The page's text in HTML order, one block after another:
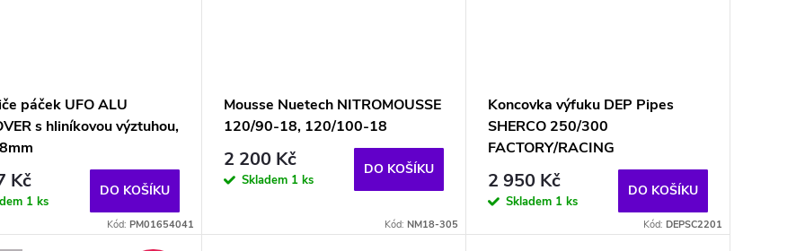
páček UFO ALU
s hliníkovou výztuhou,
Kč
1 ks
DO KOŠÍKU
Kód: PM01654041
Mousse Nuetech NITROMOUSSE
120/90-18, 120/100-18
2 200 Kč
Skladem 1 ks
DO KOŠÍKU
Kód: NM18-305
Koncovka výfuku DEP Pipes
SHERCO 250/300
FACTORY/RACING
2 950 Kč
Skladem 1 ks
DO KOŠÍKU
Kód: DEPSC2201